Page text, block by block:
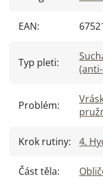
EAN:
Typ pleti:
Problém:
Krok rutiny: 4.
Část těla: